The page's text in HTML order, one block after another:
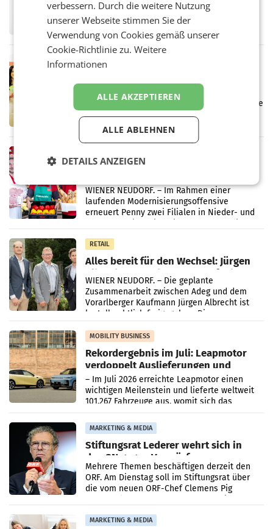
UNTERFÖHRING/MAILAND/AMSTERDAM. Der
Fernsehkonzern ProSiebenSat.1 hat im
wieder Gewinn gemacht und die
Markterwartung deutlich übertroffen.
Müller informieren am POS über
Kreislauffähigkeit
Über den gesamten August hinweg rücken die
Altstoff Recycling Austria AG (ARA) und der
Handelskonzern Müller die Initiative
„Kreislauf-Helden“ in allen österreichischen
WIENER NEUDORF. – Im Rahmen einer
laufenden Modernisierungsoffensive
erneuert Penny zwei Filialen in Nieder- und
RETAIL
Alles bereit für den Wechsel: Jürgen
Albrecht setzt ab 1.1.2027 auf Adeg
WIENER NEUDORF. – Die geplante
Zusammenarbeit zwischen Adeg und dem
Vorarlberger Kaufmann Jürgen Albrecht ist
kartellrechtlich freigegeben: Die
Bundeswettbewerbsbehörde und der
Bundeskartellanwalt
MOBILITY BUSINESS
Rekordergebnis im Juli: Leapmotor
verdoppelt Auslieferungen und
überschreitet die 100.000er-Marke
– Im Juli 2026 erreichte Leapmotor einen
wichtigen Meilenstein und lieferte weltweit
101.267 Fahrzeuge aus, womit sich das
Ergebnis gegenüber Juli 2025 mehr als
verdoppelte (+102
MARKETING & MEDIA
Stiftungsrat Lederer wehrt sich in
den SN gegen Vorwürfe
Mehrere Themen beschäftigen derzeit den
ORF. Am Dienstag soll im Stiftungsrat über
die vom neuen ORF-Chef Clemens Pig
MARKETING & MEDIA
verbessern. Durch die weitere Nutzung
unserer Webseite stimmen Sie der
Verwendung von Cookies gemäß unserer
Cookie-Richtlinie zu.Weitere
Informationen
ALLE AKZEPTIEREN
ALLE ABLEHNEN
DETAILS ANZEIGEN